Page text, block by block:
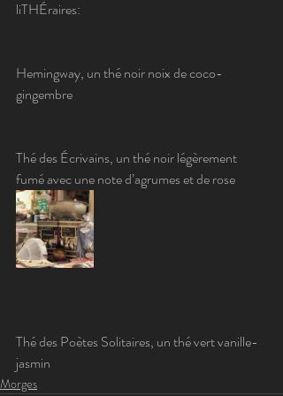
liTHÉraires:
Hemingway, un thé noir noix de coco-
gingembre
Thé des Écrivains, un thé noir légèrement
fumé avec une note d’agrumes et de rose
Thé des Poètes Solitaires, un thé vert vanille-
jasmin
Morges